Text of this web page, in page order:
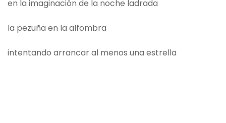
en la imaginación de la noche ladrada
la pezuña en la alfombra
intentando arrancar al menos una estrella